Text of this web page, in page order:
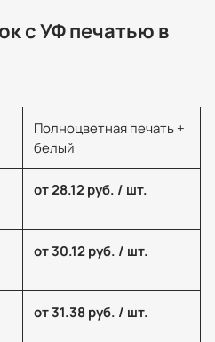
с УФ печатью в
Полноцветная печать +
белый
от 28.12 руб. / шт.
от 30.12 руб. / шт.
от 31.38 руб. / шт.